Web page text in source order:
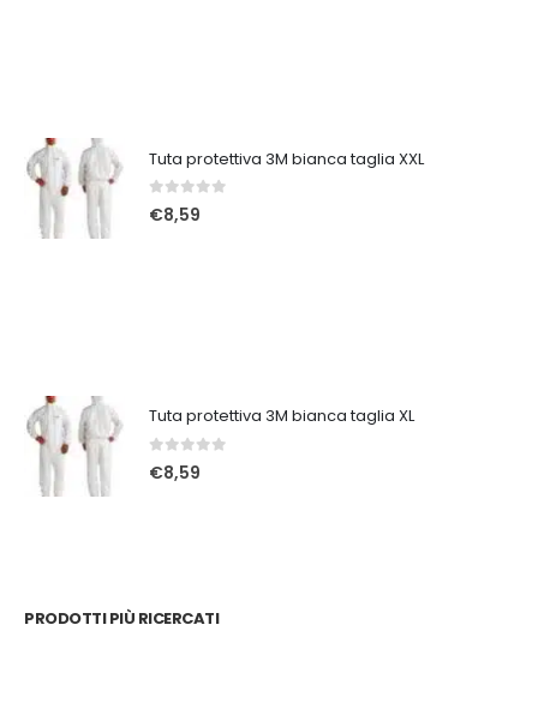
Tuta protettiva 3M bianca taglia XXL
0Su 5
€8,59
Tuta protettiva 3M bianca taglia XL
0Su 5
€8,59
PRODOTTI PIÙ RICERCATI